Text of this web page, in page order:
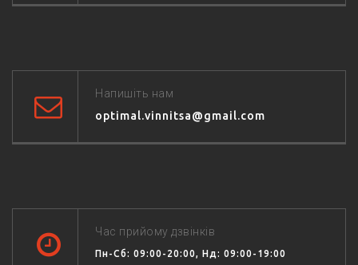
Напишіть нам
optimal.vinnitsa@gmail.com
Час прийому дзвінків
Пн-Сб: 09:00-20:00, Нд: 09:00-19:00